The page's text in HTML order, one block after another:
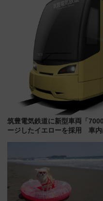
筑豊電気鉄道に新型車両「
ージしたイエローを採用 車内